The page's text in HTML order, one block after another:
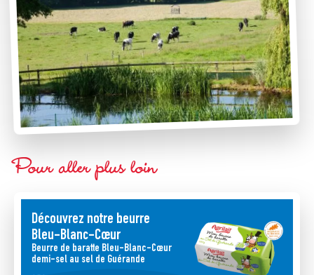
Pour aller plus loin
Découvrez notre beurre
Bleu-Blanc-Cœur
Beurre de baratte Bleu-Blanc-Cœur
demi-sel au sel de Guérande